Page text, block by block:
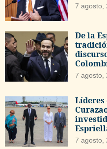
7 agosto,
De la
7 agosto,
Líderes
7 agosto,